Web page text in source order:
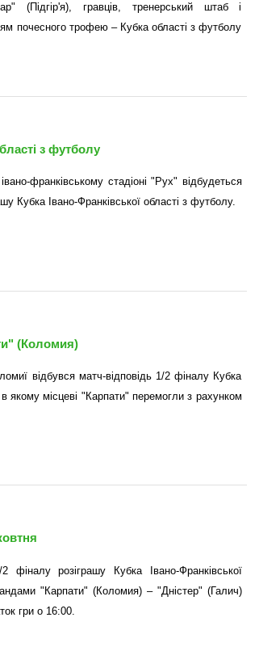
(Підгір'я), гравців, тренерський штаб і
почесного трофею – Кубка області з футболу
з футболу
франківському стадіоні "Рух" відбудеться
Кубка Івано-Франківської області з футболу.
(Коломия)
відбувся матч-відповідь 1/2 фіналу Кубка
в якому місцеві "Карпати" перемогли з рахунком
2 фіналу розіграшу Кубка Івано-Франківської
"Карпати" (Коломия) – "Дністер" (Галич)
гри о 16:00.